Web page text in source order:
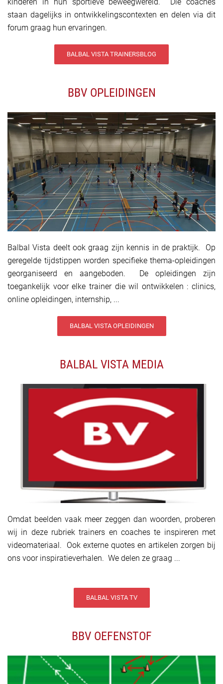
staan dagelijks in ontwikkelingscontexten en delen via dit
forum graag hun ervaringen.
BALBAL VISTA TRAINERSBLOG
BBV OPLEIDINGEN
Balbal Vista deelt ook graag zijn kennis in de praktijk. Op
geregelde tijdstippen worden specifieke thema-opleidingen
georganiseerd en aangeboden. De opleidingen zijn
toegankelijk voor elke trainer die wil ontwikkelen : clinics,
online opleidingen, internship, ...
BALBAL VISTA OPLEIDINGEN
BALBAL VISTA MEDIA
Omdat beelden vaak meer zeggen dan woorden, proberen
wij in deze rubriek trainers en coaches te inspireren met
videomateriaal. Ook externe quotes en artikelen zorgen bij
ons voor inspiratieverhalen. We delen ze graag ...
BALBAL VISTA TV
BBV OEFENSTOF